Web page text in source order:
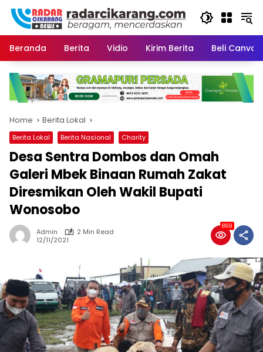
Skip
content
Beranda
Berita Vidio Kirim Berita Beli
Home Berita Lokal
Berita Lokal Berita Nasional Charity
Desa Sentra Dombos dan Omah
Galeri Mbek Binaan Rumah Zakat
Diresmikan Oleh Wakil Bupati
Wonosobo
Admin
2 Min Read
12/11/2021
869